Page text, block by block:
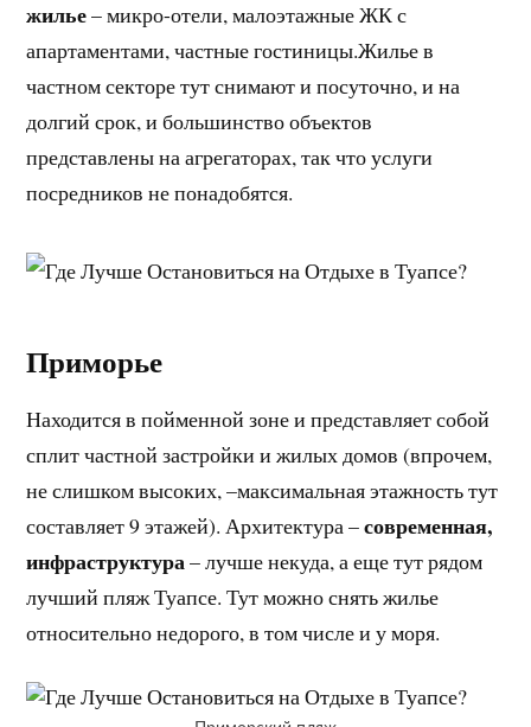
жилье– микро-отели, малоэтажные ЖК с
апартаментами, частные гостиницы.Жилье в
частном секторе тут снимают и посуточно, и на
долгий срок, и большинство объектов
представлены на агрегаторах, так что услуги
посредников не понадобятся.
Приморье
Находится в пойменной зоне и представляет собой
сплит частной застройки и жилых домов (впрочем,
не слишком высоких, –максимальная этажность тут
составляет 9 этажей). Архитектура –современная,
инфраструктура– лучше некуда, а еще тут рядом
лучший пляж Туапсе. Тут можно снять жилье
относительно недорого, в том числе и у моря.